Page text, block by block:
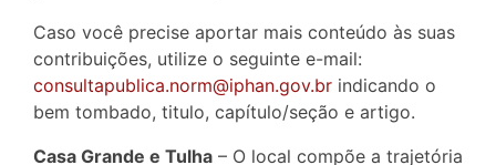
Caso você precise aportar mais conteúdo às suas
contribuições, utilize o seguinte e-mail:
consultapublica.norm@iphan.gov.br indicando o
bem tombado, titulo, capítulo/seção e artigo.
Casa Grande e Tulha – O local compõe a trajetória